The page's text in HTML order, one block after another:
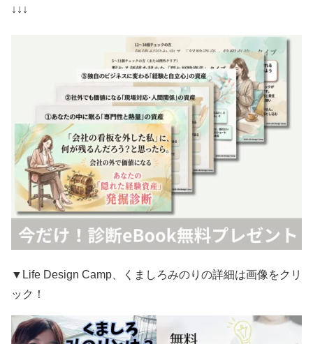
↓↓↓
▼Life Design Camp、くましろみのりの詳細は画像をクリ
ック！